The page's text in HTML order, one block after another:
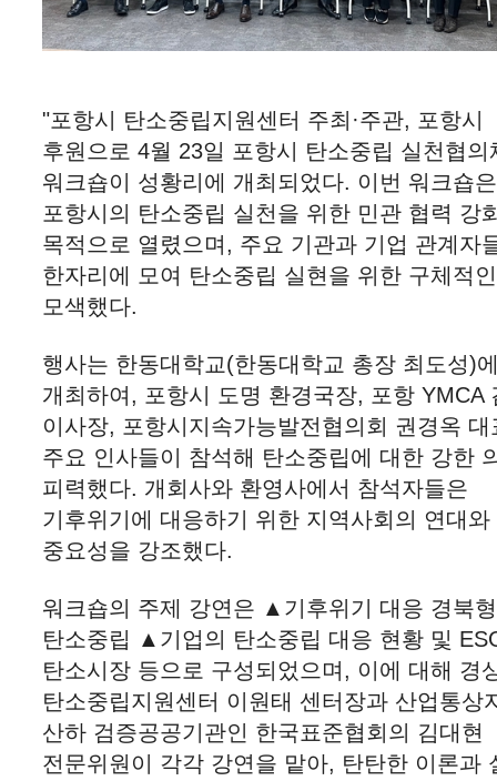
"포항시 탄소중립지원센터 주최·주관, 포항시
후원으로 4월 23일 포항시 탄소중립 실천협의
워크숍이 성황리에 개최되었다. 이번 워크숍은
포항시의 탄소중립 실천을 위한 민관 협력 강
목적으로 열렸으며, 주요 기관과 기업 관계자
한자리에 모여 탄소중립 실현을 위한 구체적
모색했다.
행사는 한동대학교(한동대학교 총장 최도성)
개최하여, 포항시 도명 환경국장, 포항 YMCA
이사장, 포항시지속가능발전협의회 권경옥 대
주요 인사들이 참석해 탄소중립에 대한 강한
피력했다. 개회사와 환영사에서 참석자들은
기후위기에 대응하기 위한 지역사회의 연대와
중요성을 강조했다.
워크숍의 주제 강연은 ▲기후위기 대응 경북형
탄소중립 ▲기업의 탄소중립 대응 현황 및
탄소시장 등으로 구성되었으며, 이에 대해 경
탄소중립지원센터 이원태 센터장과 산업통상
산하 검증공공기관인 한국표준협회의 김대현
전문위원이 각각 강연을 맡아, 탄탄한 이론과